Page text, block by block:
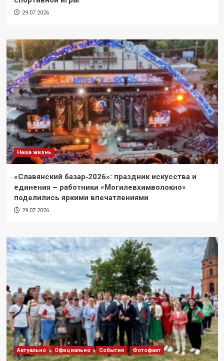
29.07.2026
Наша жизнь
«Славянский базар‑2026»: праздник искусства и
единения – работники «Могилевхимволокно»
поделились яркими впечатлениями
29.07.2026
Актуально Официально События Фотофакт